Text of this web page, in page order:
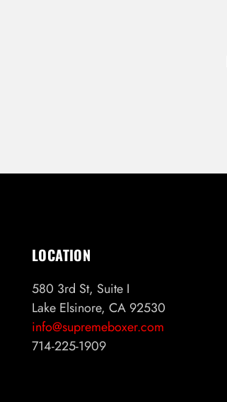
LOCATION
580 3rd St, Suite I
Lake Elsinore, CA 92530
info@supremeboxer.com
714-225-1909